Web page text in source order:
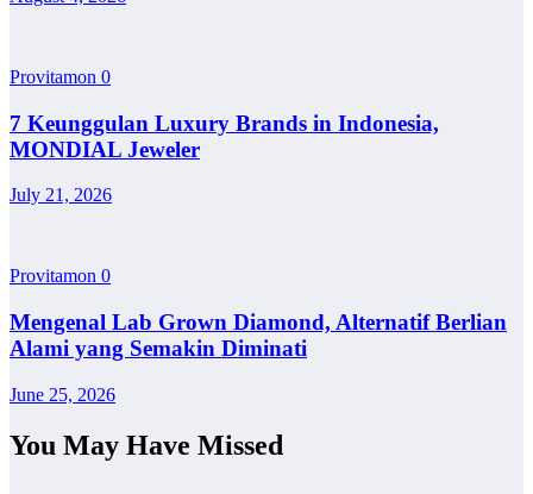
Provitamon 0
7 Keunggulan Luxury Brands in Indonesia,
MONDIAL Jeweler
July 21, 2026
Provitamon 0
Mengenal Lab Grown Diamond, Alternatif Berlian
Alami yang Semakin Diminati
June 25, 2026
You May Have Missed